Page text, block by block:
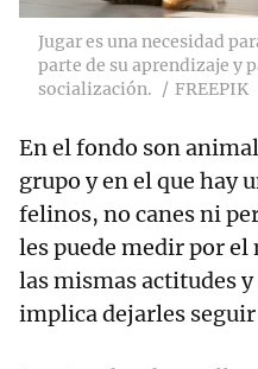
Jugar es una necesidad
parte de su aprendizaje y
socialización.
FREEPIK
En el fondo son
grupo y en el que hay
felinos, no canes ni
les puede medir por
las mismas actitudes
implica dejarles